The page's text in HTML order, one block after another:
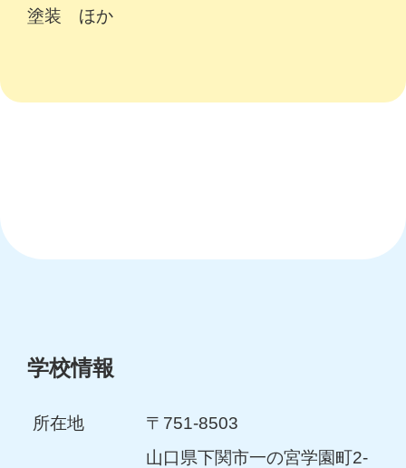
塗装 ほか
学校情報
所在地
〒751-8503
山口県下関市一の宮学園町2-